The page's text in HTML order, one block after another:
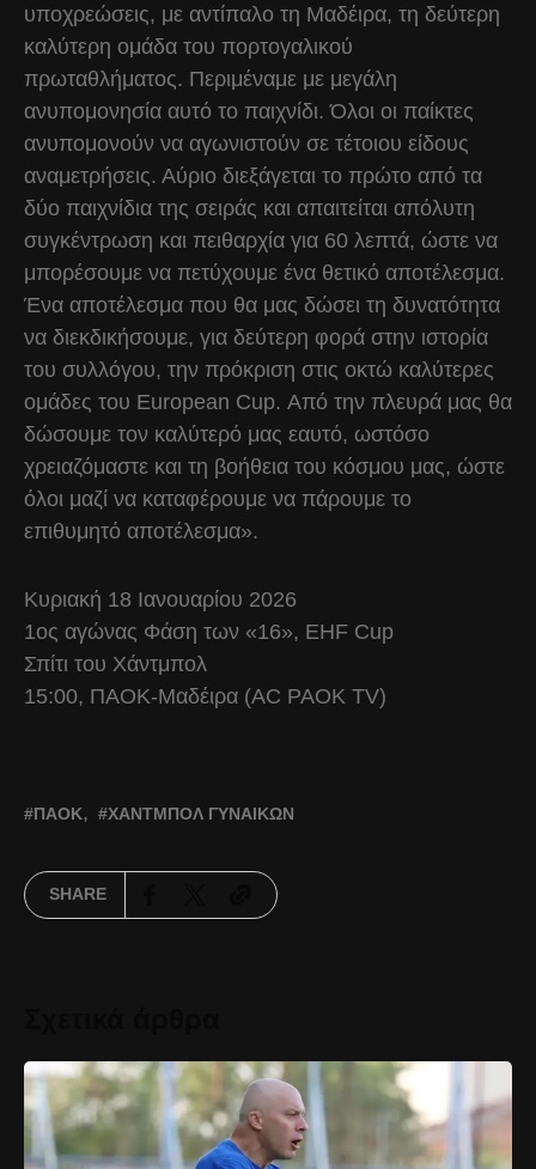
υποχρεώσεις, με αντίπαλο τη Μαδέιρα, τη δεύτερη
καλύτερη ομάδα του πορτογαλικού
πρωταθλήματος. Περιμέναμε με μεγάλη
ανυπομονησία αυτό το παιχνίδι. Όλοι οι παίκτες
ανυπομονούν να αγωνιστούν σε τέτοιου είδους
αναμετρήσεις. Αύριο διεξάγεται το πρώτο από τα
δύο παιχνίδια της σειράς και απαιτείται απόλυτη
συγκέντρωση και πειθαρχία για 60 λεπτά, ώστε να
μπορέσουμε να πετύχουμε ένα θετικό αποτέλεσμα.
Ένα αποτέλεσμα που θα μας δώσει τη δυνατότητα
να διεκδικήσουμε, για δεύτερη φορά στην ιστορία
του συλλόγου, την πρόκριση στις οκτώ καλύτερες
ομάδες του European Cup. Από την πλευρά μας θα
δώσουμε τον καλύτερό μας εαυτό, ωστόσο
χρειαζόμαστε και τη βοήθεια του κόσμου μας, ώστε
όλοι μαζί να καταφέρουμε να πάρουμε το
επιθυμητό αποτέλεσμα».
Κυριακή 18 Ιανουαρίου 2026
1ος αγώνας Φάση των «16», EHF Cup
Σπίτι του Χάντμπολ
15:00, ΠΑΟΚ-Μαδέιρα (AC PAOK TV)
ΠΑΟΚ ΧΆΝΤΜΠΟΛ ΓΥΝΑΙΚΏΝ
SHARE